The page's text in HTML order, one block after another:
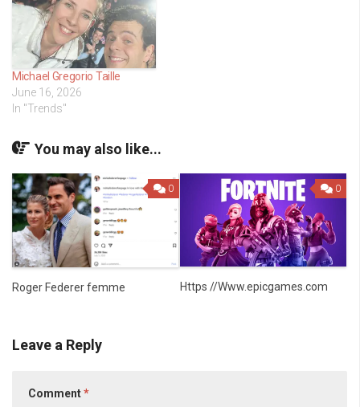
Michael Gregorio Taille
June 16, 2026
In "Trends"
You may also like...
0
Roger Federer femme
0
Https //Www.epicgames.com
Leave a Reply
Comment*